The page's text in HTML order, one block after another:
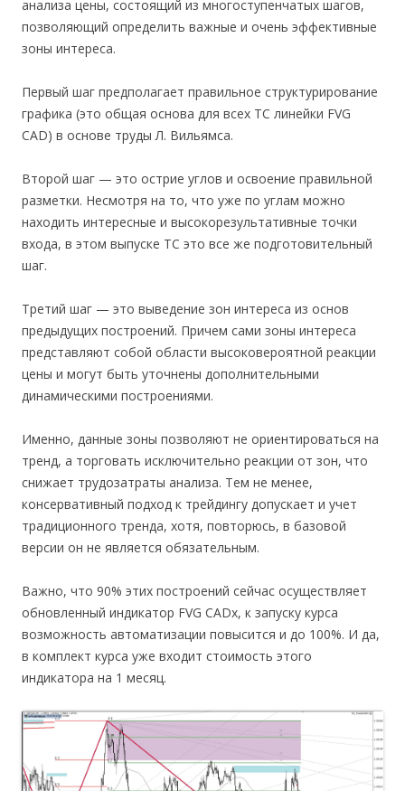
анализа цены, состоящий из многоступенчатых шагов,
позволяющий определить важные и очень эффективные
зоны интереса.
Первый шаг предполагает правильное структурирование
графика (это общая основа для всех ТС линейки FVG
CAD) в основе труды Л. Вильямса.
Второй шаг — это острие углов и освоение правильной
разметки. Несмотря на то, что уже по углам можно
находить интересные и высокорезультативные точки
входа, в этом выпуске ТС это все же подготовительный
шаг.
Третий шаг — это выведение зон интереса из основ
предыдущих построений. Причем сами зоны интереса
представляют собой области высоковероятной реакции
цены и могут быть уточнены дополнительными
динамическими построениями.
Именно, данные зоны позволяют не ориентироваться на
тренд, а торговать исключительно реакции от зон, что
снижает трудозатраты анализа. Тем не менее,
консервативный подход к трейдингу допускает и учет
традиционного тренда, хотя, повторюсь, в базовой
версии он не является обязательным.
Важно, что 90% этих построений сейчас осуществляет
обновленный индикатор FVG CADx, к запуску курса
возможность автоматизации повысится и до 100%. И да,
в комплект курса уже входит стоимость этого
индикатора на 1 месяц.